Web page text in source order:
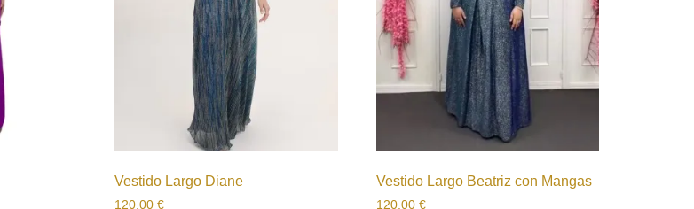
Vestido Largo Diane
120,00€
Vestido Largo Beatriz con Mangas
120,00€